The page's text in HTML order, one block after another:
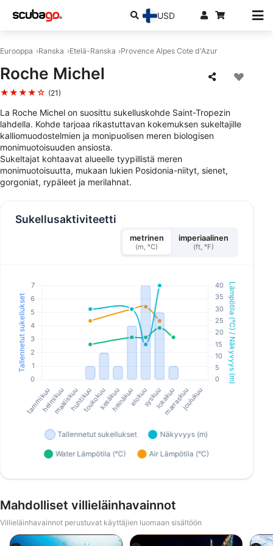
USD
Eurooppa Ranska Etelä-Ranska Provence Alpes Cote d'Azur
Roche Michel
★★★★☆ (21)
La Roche Michel on suosittu sukelluskohde Saint-Tropezin
lahdella. Kohde tarjoaa rikastuttavan kokemuksen sukeltajille
kalliomuodostelmien ja monipuolisen meren biologisen
monimuotoisuuden ansiosta.
Sukeltajat kohtaavat alueelle tyypillistä meren
monimuotoisuutta, mukaan lukien Posidonia-niityt, sienet,
gorgoniat, rypäleet ja merilahnat.
Sukellusaktiviteetti
metrinen
(m, °C)
imperiaalinen
(ft, °F)
Mahdolliset villieläinhavainnot
Villieläinhavainnot perustuvat käyttäjien luomaan sisältöön